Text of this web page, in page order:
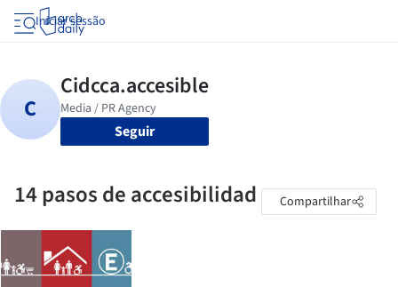
Iniciar sessão
Seguir
14 pasos de accesibilidad Compartilhar